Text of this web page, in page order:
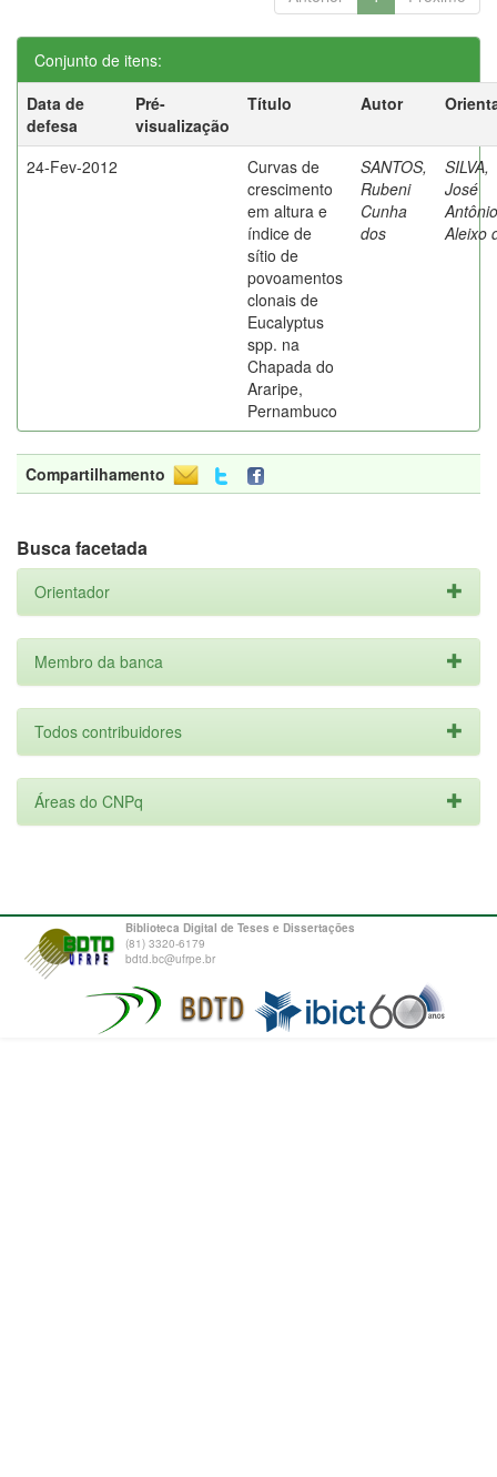
Conjunto de itens:
Data de
defesa
Pré-
visualização
Título Autor
24-Fev-2012
Curvas de
crescimento
em altura e
índice de
sítio de
povoamentos
clonais de
Eucalyptus
spp. na
Chapada do
Araripe,
Pernambuco
SANTOS,
Rubeni
Cunha
dos
SILVA,
José
Antônio
Aleixo
Compartilhamento
Busca facetada
Orientador
Membro da banca
Todos contribuidores
Áreas do CNPq
Biblioteca Digital de Teses e Dissertações
(81) 3320-6179
bdtd.bc@ufrpe.br